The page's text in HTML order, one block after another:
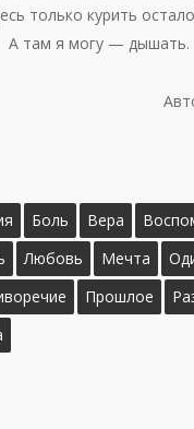
только курить
А там я могу — дышать.
Боль Вера
Любовь Мечта
Прошлое